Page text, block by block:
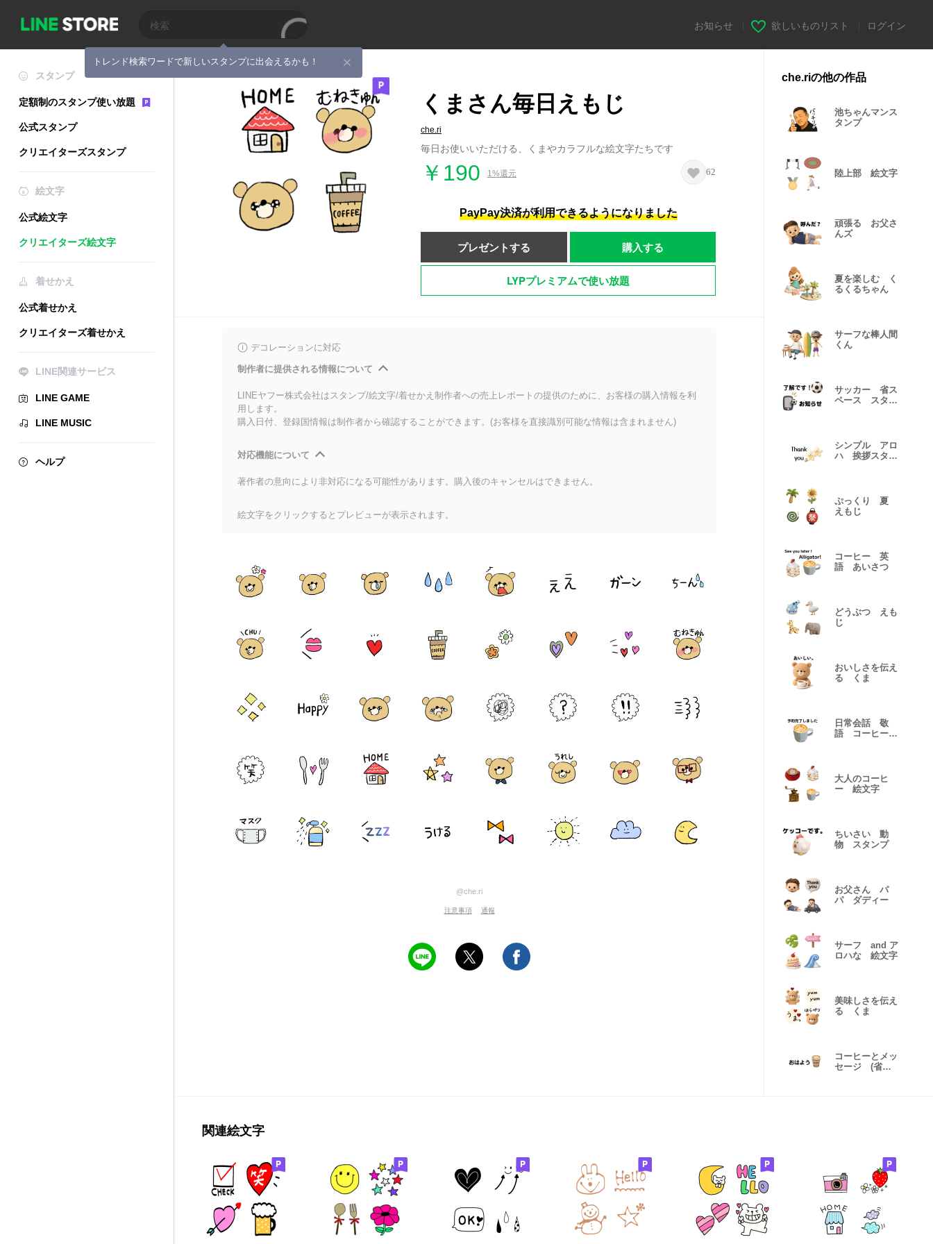
トレンド検索ワードで新しいスタンプに出会えるかも！
お知らせ 欲しいものリスト ログイン
スタンプ
定額制のスタンプ使い放題
公式スタンプ
クリエイターズスタンプ
絵文字
公式絵文字
クリエイターズ絵文字
着せかえ
公式着せかえ
クリエイターズ着せかえ
LINE関連サービス
LINE GAME
LINE MUSIC
ヘルプ
くまさん毎日えもじ
che.ri
毎日お使いいただける、くまやカラフルな絵文字たちです
￥190 1%還元 62
PayPay決済が利用できるようになりました
プレゼントする 購入する
LYPプレミアムで使い放題
デコレーションに対応
制作者に提供される情報について
LINEヤフー株式会社はスタンプ/絵文字/着せかえ制作者への売上レポートの提供のために、お客様の購入情報を利
用します。
購入日付、登録国情報は制作者から確認することができます。(お客様を直接識別可能な情報は含まれません)
対応機能について
著作者の意向により非対応になる可能性があります。購入後のキャンセルはできません。
絵文字をクリックするとプレビューが表示されます。
@che.ri
注意事項 通報
che.riの他の作品
池ちゃんマンス
タンプ
陸上部 絵文字
頑張る お父さ
んズ
夏を楽しむ く
るくるちゃん
サーフな棒人間
くん
サッカー 省ス
ペース スタン
シンプル アロ
ハ 挨拶スタン
ぷっくり 夏
えもじ
コーヒー 英
語 あいさつ
どうぶつ えも
じ
おいしさを伝え
る くま
日常会話 敬
語 コーヒー
大人のコーヒ
ー 絵文字
ちいさい 動
物 スタンプ
お父さん パ
パ ダディー
サーフ and ア
ロハな 絵文字
美味しさを伝え
る くま
コーヒーとメッ
セージ (省ス
関連絵文字